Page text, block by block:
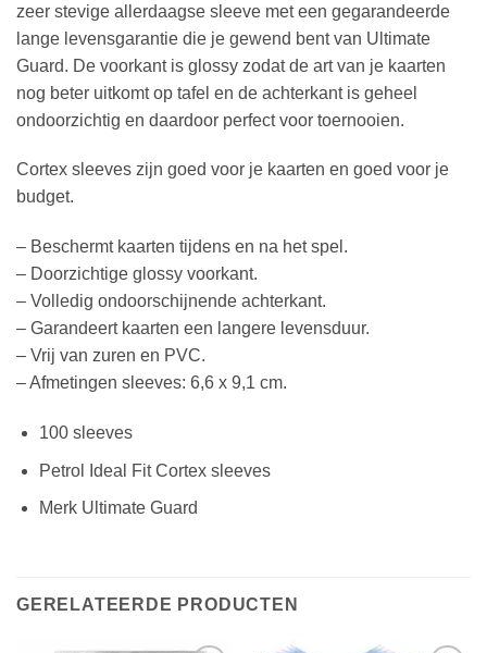
zeer stevige allerdaagse sleeve met een gegarandeerde
lange levensgarantie die je gewend bent van Ultimate
Guard. De voorkant is glossy zodat de art van je kaarten
nog beter uitkomt op tafel en de achterkant is geheel
ondoorzichtig en daardoor perfect voor toernooien.
Cortex sleeves zijn goed voor je kaarten en goed voor je
budget.
– Beschermt kaarten tijdens en na het spel.
– Doorzichtige glossy voorkant.
– Volledig ondoorschijnende achterkant.
– Garandeert kaarten een langere levensduur.
– Vrij van zuren en PVC.
– Afmetingen sleeves: 6,6 x 9,1 cm.
100 sleeves
Petrol Ideal Fit Cortex sleeves
Merk Ultimate Guard
GERELATEERDE PRODUCTEN